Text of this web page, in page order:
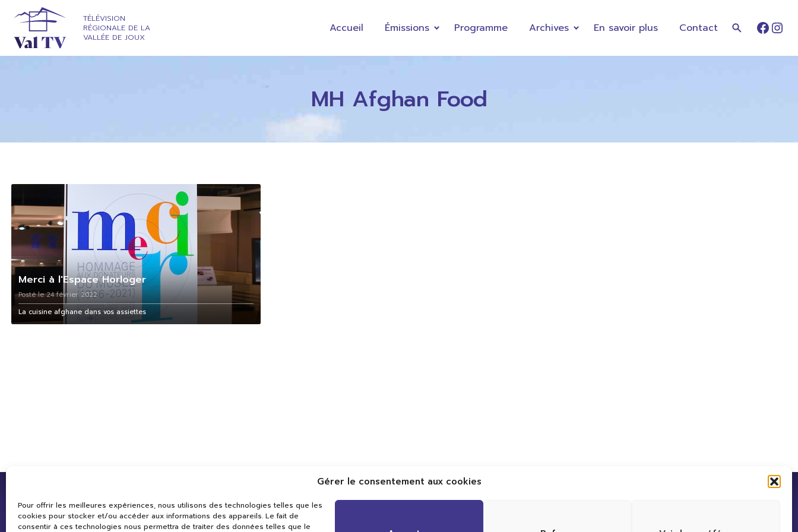
Gérer le consentement aux cookies
Pour offrir les meilleures expériences, nous utilisons des technologies telles que les
cookies pour stocker et/ou accéder aux informations des appareils. Le fait de
consentir à ces technologies nous permettra de traiter des données telles que le
TÉLÉVISION
RÉGIONALE DE LA
VALLÉE DE JOUX
Accueil Émissions Programme Archives En savoir plus Contact
MH Afghan Food
Merci à l'Espace Horloger
Posté le 24 février 2022
La cuisine afghane dans vos assiettes
Val TV